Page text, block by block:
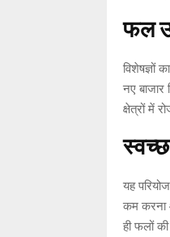
फल
विशेषज्ञों
नए बाजार
क्षेत्रों में
यह
कम करना
ही फलों